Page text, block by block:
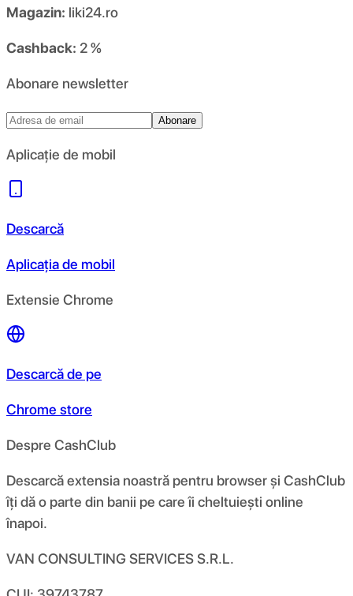
Magazin: liki24.ro
Cashback: 2 %
Abonare newsletter
Abonare
Aplicație de mobil
Descarcă
Aplicația de mobil
Extensie Chrome
Descarcă de pe
Chrome store
Despre CashClub
Descarcă extensia noastră pentru browser și CashClub
îți dă o parte din banii pe care îi cheltuiești online
înapoi.
VAN CONSULTING SERVICES S.R.L.